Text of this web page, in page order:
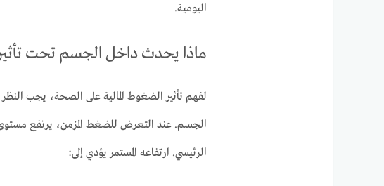
اليومية.
ماذا يحدث داخل الجسم تحت تأثير
لفهم تأثير الضغوط المالية على الصحة، يجب النظر
الرئيسي. ارتفاعه المستمر يؤدي إلى: